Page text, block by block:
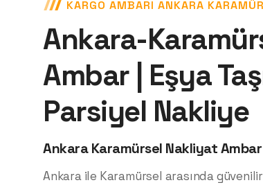
KARGO AMBARI ANKARA
Ankara-
Ambar | Eşya
Parsiyel Nakliye
Ankara Karamürsel Nakliyat
Ankara ile Karamürsel arasında